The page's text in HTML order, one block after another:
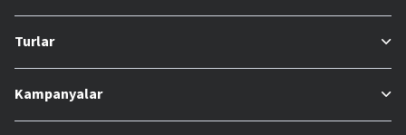
Turlar
Kampanyalar